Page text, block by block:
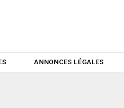
ANNONCES LÉGALES